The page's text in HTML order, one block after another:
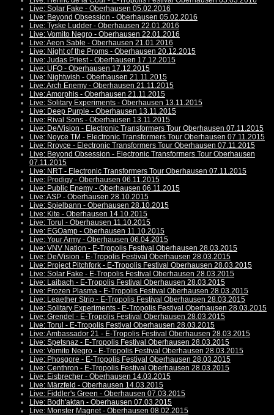
Live: Solar Fake - Oberhausen 05.02.2016
Live: Beyond Obsession - Oberhausen 05.02.2016
Live: Tyske Ludder - Oberhausen 22.01.2016
Live: Vomito Negro - Oberhausen 22.01.2016
Live: Aeon Sable - Oberhausen 21.01.2016
Live: Night of the Proms - Oberhausen 20.12.2015
Live: Judas Priest - Oberhausen 17.12.2015
Live: UFO - Oberhausen 17.12.2015
Live: Nightwish - Oberhausen 21.11.2015
Live: Arch Enemy - Oberhausen 21.11.2015
Live: Amorphis - Oberhausen 21.11.2015
Live: Solitary Experiments - Oberhausen 13.11.2015
Live: Deep Purple - Oberhausen 13.11.2015
Live: Rival Sons - Oberhausen 13.11.2015
Live: De/Vision - Electronic Transformers Tour Oberhausen 07.11.2015
Live: Noyce TM - Electronic Transformers Tour Oberhausen 07.11.2015
Live: Rroyce - Electronic Transformers Tour Oberhausen 07.11.2015
Live: Beyond Obsession - Electronic Transformers Tour Oberhausen
07.11.2015
Live: NRT - Electronic Transformers Tour Oberhausen 07.11.2015
Live: Prodigy - Oberhausen 06.11.2015
Live: Public Enemy - Oberhausen 06.11.2015
Live: ASP - Oberhausen 28.10.2015
Live: Spielbann - Oberhausen 28.10.2015
Live: Kite - Oberhausen 14.10.2015
Live: Torul - Oberhausen 11.10.2015
Live: EGOamp - Oberhausen 11.10.2015
Live: Your Army - Oberhausen 06.04.2015
Live: VNV Nation - E-Tropolis Festival Oberhausen 28.03.2015
Live: De/Vision - E-Tropolis Festival Oberhausen 28.03.2015
Live: Project Pitchfork - E-Tropolis Festival Oberhausen 28.03.2015
Live: Solar Fake - E-Tropolis Festival Oberhausen 28.03.2015
Live: Laibach - E-Tropolis Festival Oberhausen 28.03.2015
Live: Frozen Plasma - E-Tropolis Festival Oberhausen 28.03.2015
Live: Leaether Strip - E-Tropolis Festival Oberhausen 28.03.2015
Live: Solitary Experiments - E-Tropolis Festival Oberhausen 28.03.2015
Live: Grendel - E-Tropolis Festival Oberhausen 28.03.2015
Live: Torul - E-Tropolis Festival Oberhausen 28.03.2015
Live: Ambassador 21 - E-Tropolis Festival Oberhausen 28.03.2015
Live: Spetsnaz - E-Tropolis Festival Oberhausen 28.03.2015
Live: Vomito Negro - E-Tropolis Festival Oberhausen 28.03.2015
Live: Phosgore - E-Tropolis Festival Oberhausen 28.03.2015
Live: Centhron - E-Tropolis Festival Oberhausen 28.03.2015
Live: Eisbrecher - Oberhausen 14.03.2015
Live: Märzfeld - Oberhausen 14.03.2015
Live: Fiddler's Green - Oberhausen 07.03.2015
Live: Bodh'aktan - Oberhausen 07.03.2015
Live: Monster Magnet - Oberhausen 08.02.2015